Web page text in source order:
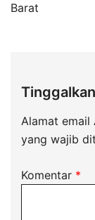
Barat
Alamat email
yang wajib
Komentar *